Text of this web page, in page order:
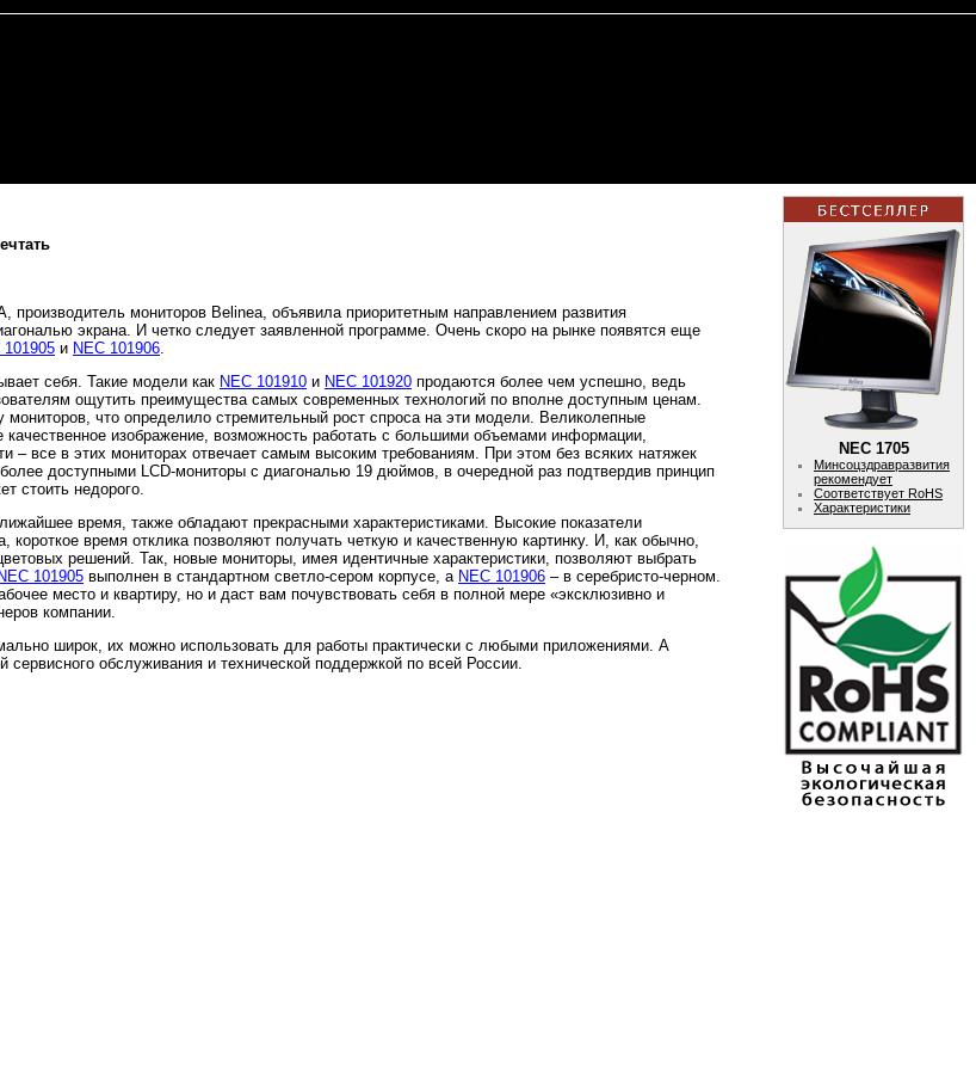
производитель мониторов Belinea, объявила приоритетным направлением развития
экрана. И четко следует заявленной программе. Очень скоро на рынке появятся еще
101905 и NEC 101906.
себя. Такие модели как NEC 101910 и NEC 101920 продаются более чем успешно, ведь
ощутить преимущества самых современных технологий по вполне доступным ценам.
что определило стремительный рост спроса на эти модели. Великолепные
качественное изображение, возможность работать с большими объемами информации,
– все в этих мониторах отвечает самым высоким требованиям. При этом без всяких натяжек
доступными LCD-мониторы с диагональю 19 дюймов, в очередной раз подтвердив принцип
стоить недорого.
время, также обладают прекрасными характеристиками. Высокие показатели
короткое время отклика позволяют получать четкую и качественную картинку. И, как обычно,
решений. Так, новые мониторы, имея идентичные характеристики, позволяют выбрать
101905 выполнен в стандартном светло-сером корпусе, а NEC 101906 – в серебристо-черном.
место и квартиру, но и даст вам почувствовать себя в полной мере «эксклюзивно и
компании.
широк, их можно использовать для работы практически с любыми приложениями. А
сервисного обслуживания и технической поддержкой по всей России.
NEC 1705
Минсоцздравразвития
рекомендует
Соответствует RoHS
Характеристики